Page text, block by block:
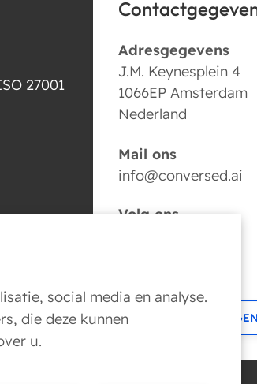
27001
Adresgegevens
J.M. Keynesplein 4
1066EP Amsterdam
Nederland
Mail ons
info@conversed.ai
Volg ons
BOEK NU JE AI
social media en analyse.
die deze kunnen
u.